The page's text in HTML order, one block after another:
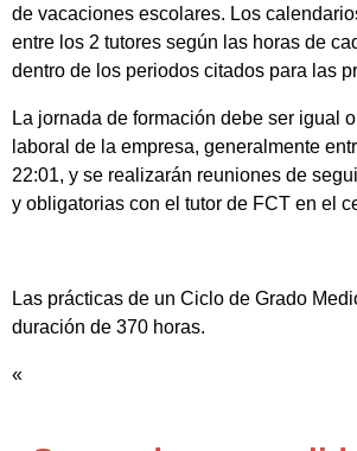
de vacaciones escolares. Los
entre los 2 tutores según las horas de
dentro de los periodos citados para las
La jornada de formación debe ser igual
laboral de la empresa, generalmente
22:01, y se realizarán reuniones de
y obligatorias con el tutor de FCT en el
Las prácticas de un Ciclo de Grado
duración de 370 horas.
«